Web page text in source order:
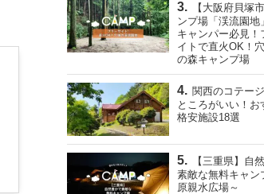
【大阪府貝塚
ンプ場「渓流園地
キャンパー必見！
イトで直火OK！
の森キャンプ場
関西のコテー
ところがいい！お
格安施設18選
【三重県】自
素敵な無料キャン
原親水広場～